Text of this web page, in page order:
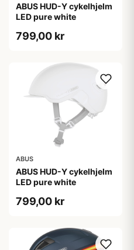
ABUS HUD-Y cykelhjelm
LED pure white
799,00 kr
ABUS
ABUS HUD-Y cykelhjelm
LED pure white
799,00 kr